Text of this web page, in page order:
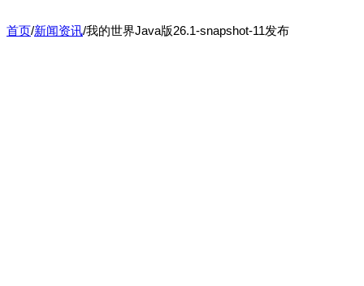
首页/新闻资讯/我的世界Java版26.1-snapshot-11发布